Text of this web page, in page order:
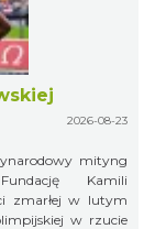
2026-08-23
mityng
Kamili
zmarłej w lutym
w rzucie